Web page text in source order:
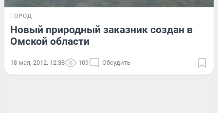
ГОРОД
Новый природный заказник создан в
Омской области
18 мая, 2012, 12:38 109 Обсудить